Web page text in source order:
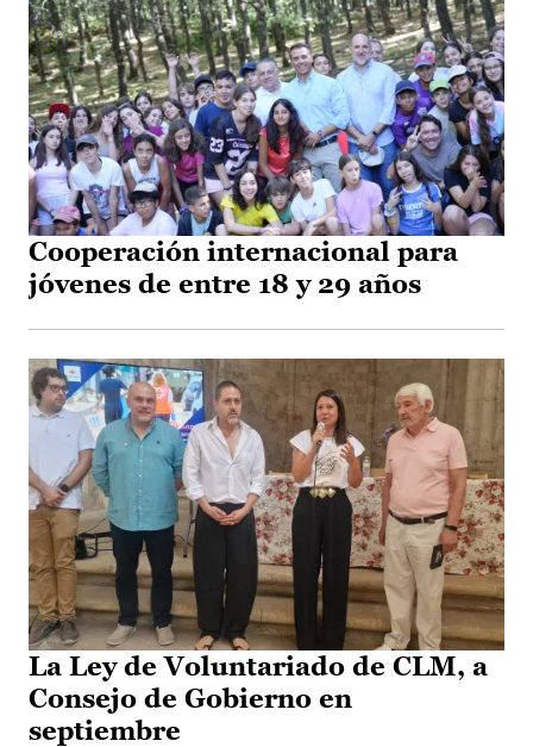
Cooperación internacional para
jóvenes de entre 18 y 29 años
La Ley de Voluntariado de CLM, a
Consejo de Gobierno en
septiembre